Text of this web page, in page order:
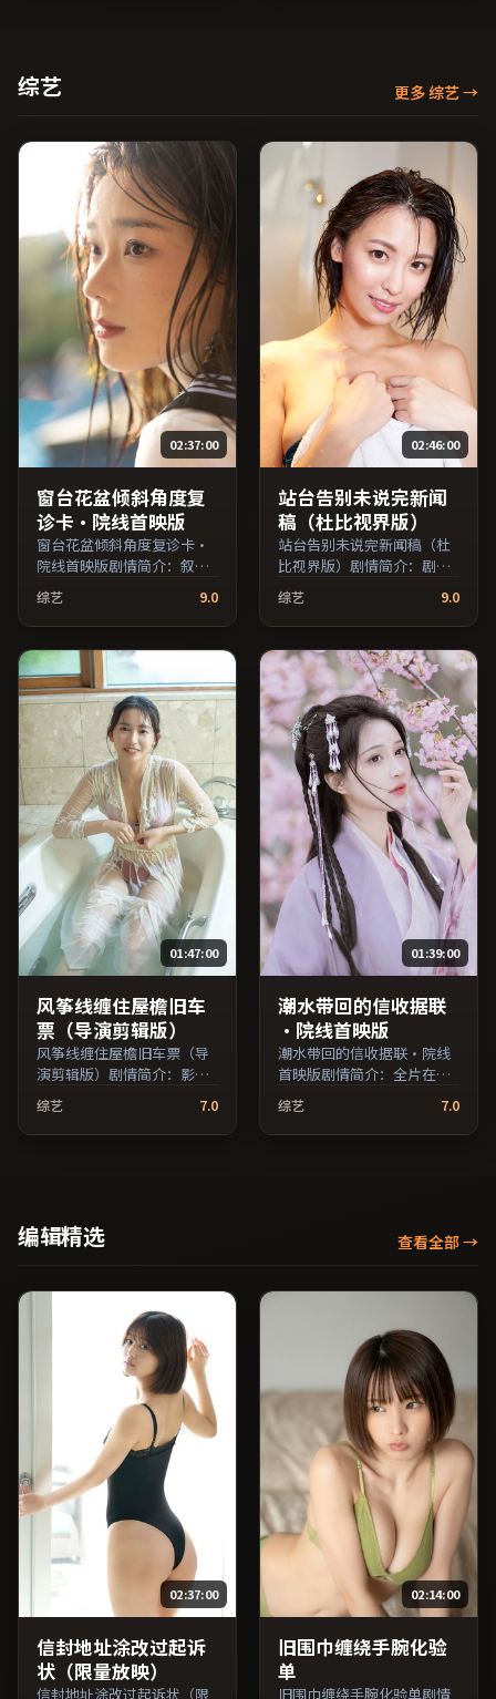
地区院线首映，网络平台同
步更新片源。推荐给喜爱现
全免费条目索引，支持片名
与演员交叉检索。）
综艺 更多 综艺→
02:37:00
窗台花盆倾斜角度复
诊卡·院线首映版
窗台花盆倾斜角度复诊卡·
院线首映版剧情简介：叙事
在多重视角间切换，场面调
度注重留白与观众想象空
间；由奉俊昊执导，黄渤、
亚当·德赖弗、孙俪等主
演，英国出品，动作类型，
2016年上映 / 2016年3月3日
于英国地区院线首映，网络
平台同步更新片源。可作为
周末家庭观影或独自细品的
口碑之选。（国产影视资源
大全免费条目索引，支持片
名与演员交叉检索。）
综艺 9.0
02:46:00
站台告别未说完新闻
稿（杜比视界版）
站台告别未说完新闻稿（杜
比视界版）剧情简介：剧情
围绕一次意外转折展开，美
术与场景还原了特定年代质
感；由斯皮尔伯格执导，鲁
妮·玛拉、秦昊、周迅等主
演，美国出品，喜剧类型，
2017年上映 / 2017年2月14
日于美国地区院线首映，网
络平台同步更新片源。适合
希望获得情感共鸣与现实思
考的观众在线高清观看。
（国产影视资源大全免费条
目索引，支持片名与演员交
叉检索。）
综艺 9.0
01:47:00
风筝线缠住屋檐旧车
票（导演剪辑版）
风筝线缠住屋檐旧车票（导
演剪辑版）剧情简介：影片
试图追问「归属」与「告
别」的主题，人物关系在误
会与和解中演进；由张艾嘉
映 / 2016年11月4日于英国地
区院线首映，网络平台同步
费条目索引，支持片名与演
员交叉检索。）
综艺 7.0
01:39:00
潮水带回的信收据联
·院线首映版
潮水带回的信收据联·院线
首映版剧情简介：全片在时
间与记忆的缝隙里穿梭，配
乐与声场强化了情绪的层次
感；由是枝裕和执导，梁朝
映，网络平台同步更新片
费条目索引，支持片名与演
员交叉检索。）
综艺 7.0
编辑精选 查看全部→
02:37:00
信封地址涂改过起诉
状（限量放映）
信封地址涂改过起诉状（限
02:14:00
旧围巾缠绕手腕化验
单
旧围巾缠绕手腕化验单剧情